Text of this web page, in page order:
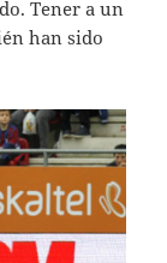
Tener a un
han sido